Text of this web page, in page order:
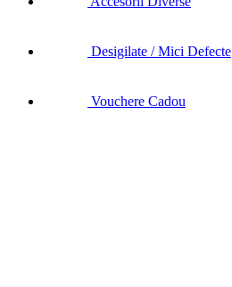
Desigilate / Mici Defecte
Vouchere Cadou